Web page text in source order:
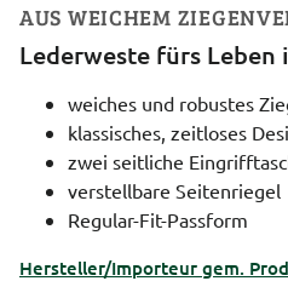
AUS WEICHEM
Lederweste fürs Leben
weiches und robustes
klassisches, zeitloses
zwei seitliche
verstellbare Seitenriegel
Regular-Fit-Passform
Hersteller/Importeur gem.